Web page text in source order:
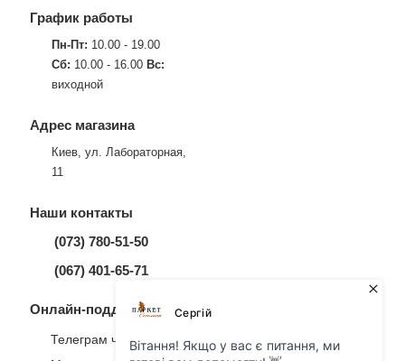
График работы
Пн-Пт: 10.00 - 19.00
Сб: 10.00 - 16.00 Вс:
виходной
Адрес магазина
Киев, ул. Лабораторная,
11
Наши контакты
(073) 780-51-50
(067) 401-65-71
Онлайн-поддержка
Телеграм чат